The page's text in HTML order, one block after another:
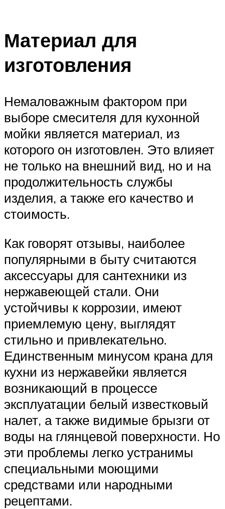
Материал для
изготовления
Немаловажным фактором при
выборе смесителя для кухонной
мойки является материал, из
которого он изготовлен. Это влияет
не только на внешний вид, но и на
продолжительность службы
изделия, а также его качество и
стоимость.
Как говорят отзывы, наиболее
популярными в быту считаются
аксессуары для сантехники из
нержавеющей стали. Они
устойчивы к коррозии, имеют
приемлемую цену, выглядят
стильно и привлекательно.
Единственным минусом крана для
кухни из нержавейки является
возникающий в процессе
эксплуатации белый известковый
налет, а также видимые брызги от
воды на глянцевой поверхности. Но
эти проблемы легко устранимы
специальными моющими
средствами или народными
рецептами.